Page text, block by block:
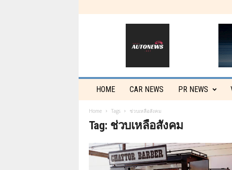
HOME CAR NEWS PR NEWS
Home Tags ช่วบเหลือสังคม
Tag: ช่วบเหลือสังคม